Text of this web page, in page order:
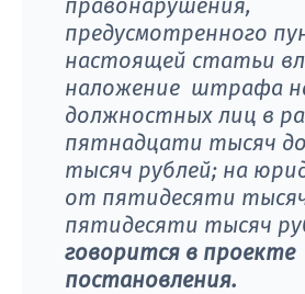
предусмотренного
настоящей статьи
наложение штрафа
должностных лиц в
пятнадцати тысяч
тысяч рублей; на
от пятидесяти
пятидесяти тысяч
говорится в проекте
постановления.